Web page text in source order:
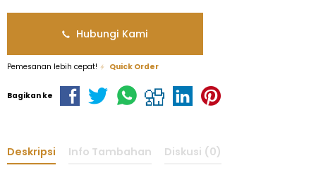
Hubungi Kami
Pemesanan lebih cepat! Quick Order
Bagikan ke
Deskripsi Info Tambahan Diskusi (0)